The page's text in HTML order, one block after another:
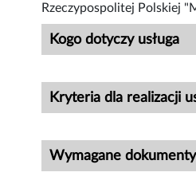
Rzeczypospolitej Polskiej
Kogo dotyczy usługa
Kryteria dla realizacji
Wymagane dokumenty